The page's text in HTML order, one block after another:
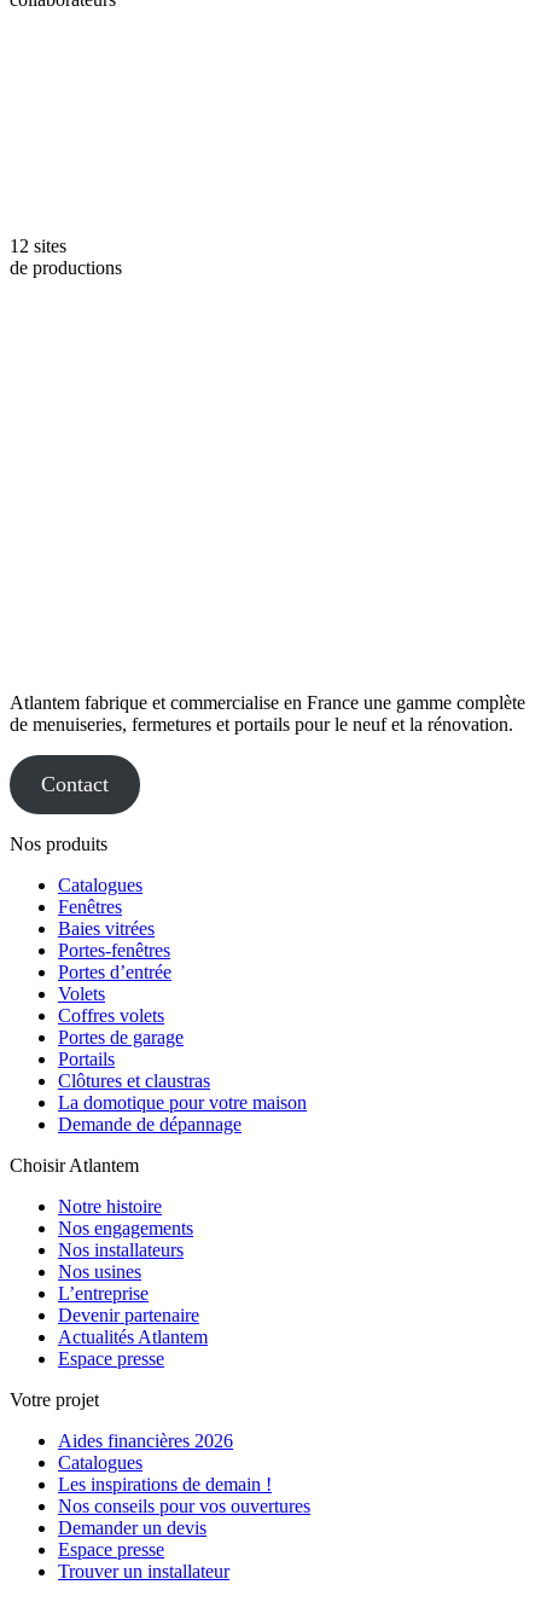
12 sites
de productions
Atlantem fabrique et commercialise en France une gamme complète
de menuiseries, fermetures et portails pour le neuf et la rénovation.
Contact
Nos produits
Catalogues
Fenêtres
Baies vitrées
Portes-fenêtres
Portes d’entrée
Volets
Coffres volets
Portes de garage
Portails
Clôtures et claustras
La domotique pour votre maison
Demande de dépannage
Choisir Atlantem
Notre histoire
Nos engagements
Nos installateurs
Nos usines
L’entreprise
Devenir partenaire
Actualités Atlantem
Espace presse
Votre projet
Aides financières 2026
Catalogues
Les inspirations de demain !
Nos conseils pour vos ouvertures
Demander un devis
Espace presse
Trouver un installateur